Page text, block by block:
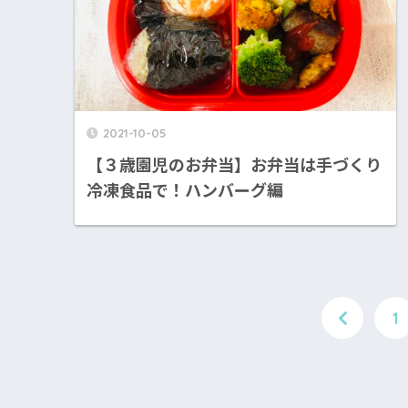
2021-10-05
【３歳園児のお弁当】お弁当は手づくり
冷凍食品で！ハンバーグ編
1